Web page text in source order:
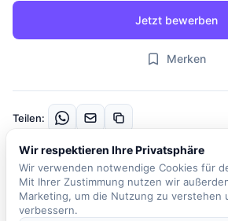
Jetzt bewerben
Merken
Teilen:
Beschreibung
Sind Sie bereit, Software zu entwickeln,
den Maschinen- und Anlagenbau hat?
Wir respektieren Ihre Privatsphäre
Wir verwenden notwendige Cookies für
Mit Ihrer Zustimmung nutzen wir
Marketing, um die Nutzung zu verstehen
verbessern.